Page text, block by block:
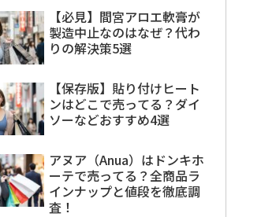
【必見】間宮アロエ軟膏が
製造中止なのはなぜ？代わ
りの解決策5選
【保存版】貼り付けヒート
ンはどこで売ってる？ダイ
ソーなどおすすめ4選
アヌア（Anua）はドンキホ
ーテで売ってる？全商品ラ
インナップと値段を徹底調
査！